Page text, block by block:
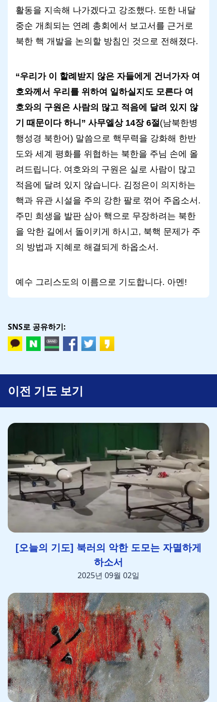
활동을 지속해 나가겠다고 강조했다. 또한 내달
중순 개최되는 연례 총회에서 보고서를 근거로
북한 핵 개발을 논의할 방침인 것으로 전해졌다.
“우리가 이 할례받지 않은 자들에게 건너가자 여
호와께서 우리를 위하여 일하실지도 모른다 여
호와의 구원은 사람의 많고 적음에 달려 있지 않
기 때문이다 하니” 사무엘상 14장 6절(남북한병
행성경 북한어) 말씀으로 핵무력을 강화해 한반
도와 세계 평화를 위협하는 북한을 주님 손에 올
려드립니다. 여호와의 구원은 실로 사람이 많고
적음에 달려 있지 않습니다. 김정은이 의지하는
핵과 유관 시설을 주의 강한 팔로 꺾어 주옵소서.
주민 희생을 발판 삼아 핵으로 무장하려는 북한
을 악한 길에서 돌이키게 하시고, 북핵 문제가 주
의 방법과 지혜로 해결되게 하옵소서.
예수 그리스도의 이름으로 기도합니다. 아멘!
SNS로 공유하기:
이전 기도 보기
[오늘의 기도] 북러의 악한 도모는 자멸하게
하소서
2025년 09월 02일